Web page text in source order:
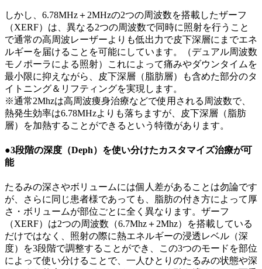
しかし、6.78MHz＋2MHzの2つの周波数を搭載したザーフ
（XERF）は、異なる2つの周波数で同時に照射を行うこと
で通常の高周波レーザーよりも低出力で皮下深層にまでエネ
ルギーを届けることを可能にしています。（デュアル周波数
モノポーラによる照射）これによって痛みやダウンタイムを
最小限に抑えながら、皮下深層（脂肪層）も含めた部分のタ
イトニング＆リフティングを実現します。
※通常2Mhzは高周波痩身治療などで使用される周波数で、
熱発生効率は6.78MHzよりも落ちますが、皮下深層（脂肪
層）を加熱することができるという特徴があります。
●3段階の深度（Deph）を使い分けたカスタマイズ治療が可
能
たるみの深さやボリュームには個人差があることは勿論です
が、さらに同じ患者様であっても、脂肪の付き方によって厚
さ・ボリュームが部位ごとに全く異なります。ザーフ
（XERF）は2つの周波数（6.7Mhz＋2Mhz）を搭載している
だけではなく、照射の際に熱エネルギーの浸透レベル（深
度）を3段階で調整することができ、この3つのモードを部位
によって使い分けることで、一人ひとりのたるみの状態や深